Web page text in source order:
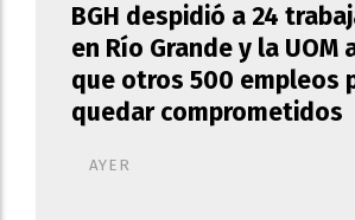
BGH despidió a 24
en Río Grande y la UOM
que otros 500 empleos
quedar comprometidos
AYER